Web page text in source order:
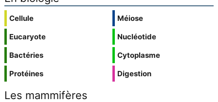
Cellule
Eucaryote
Bactéries
Protéines
Méiose
Nucléotide
Cytoplasme
Digestion
Les mammifères